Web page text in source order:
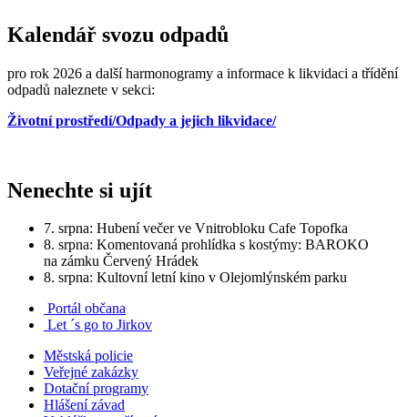
Kalendář svozu odpadů
pro rok 2026 a další harmonogramy a informace k likvidaci a třídění
odpadů naleznete v sekci:
Životní prostředí/Odpady a jejich likvidace/
Nenechte si ujít
7. srpna: Hubení večer ve Vnitrobloku Cafe Topofka
8. srpna: Komentovaná prohlídka s kostýmy: BAROKO
na zámku Červený Hrádek
8. srpna: Kultovní letní kino v Olejomlýnském parku
Portál občana
Let ´s go to Jirkov
Městská policie
Veřejné zakázky
Dotační programy
Hlášení závad